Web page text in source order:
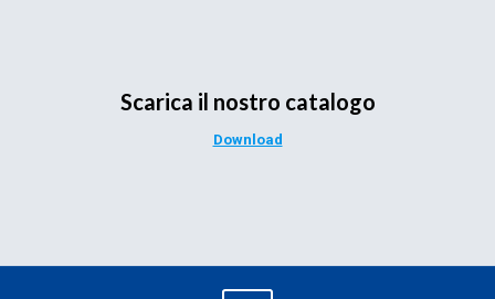
Scarica il nostro catalogo
Download